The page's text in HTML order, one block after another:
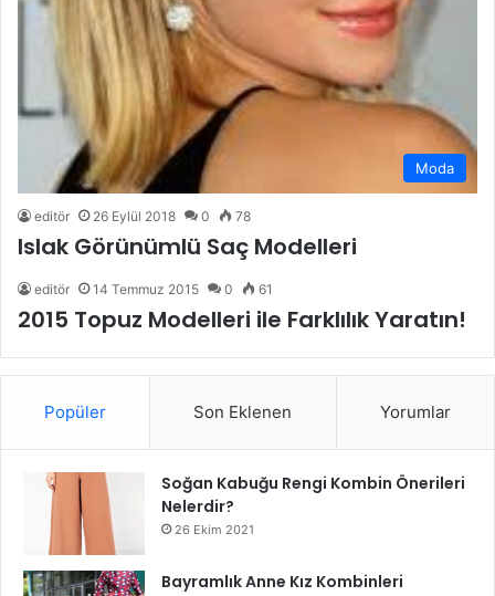
Moda
editör 26 Eylül 2018 0 78
Islak Görünümlü Saç Modelleri
editör 14 Temmuz 2015 0 61
2015 Topuz Modelleri ile Farklılık Yaratın!
Popüler Son Eklenen Yorumlar
Soğan Kabuğu Rengi Kombin Önerileri
Nelerdir?
26 Ekim 2021
Bayramlık Anne Kız Kombinleri